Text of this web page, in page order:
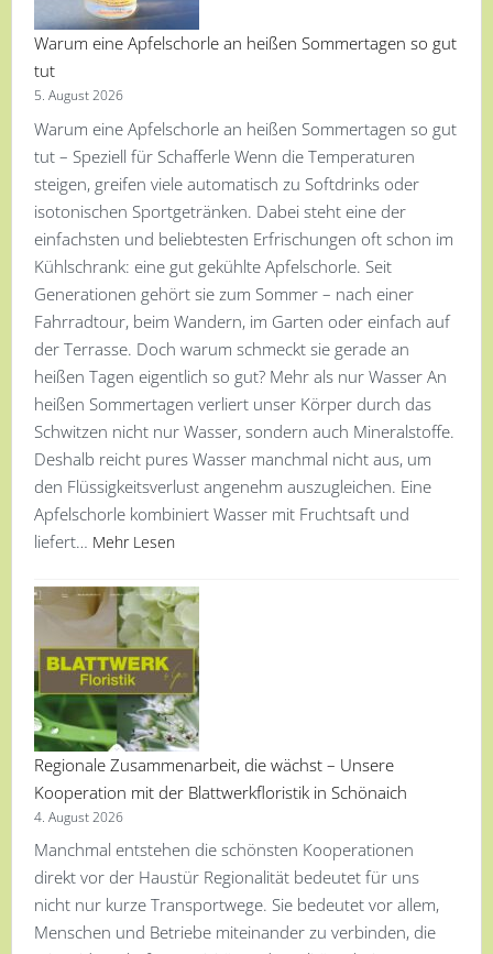
Warum eine Apfelschorle an heißen Sommertagen so gut
tut
5. August 2026
Warum eine Apfelschorle an heißen Sommertagen so gut
tut – Speziell für Schafferle Wenn die Temperaturen
steigen, greifen viele automatisch zu Softdrinks oder
isotonischen Sportgetränken. Dabei steht eine der
einfachsten und beliebtesten Erfrischungen oft schon im
Kühlschrank: eine gut gekühlte Apfelschorle. Seit
Generationen gehört sie zum Sommer – nach einer
Fahrradtour, beim Wandern, im Garten oder einfach auf
der Terrasse. Doch warum schmeckt sie gerade an
heißen Tagen eigentlich so gut? Mehr als nur Wasser An
heißen Sommertagen verliert unser Körper durch das
Schwitzen nicht nur Wasser, sondern auch Mineralstoffe.
Deshalb reicht pures Wasser manchmal nicht aus, um
den Flüssigkeitsverlust angenehm auszugleichen. Eine
Apfelschorle kombiniert Wasser mit Fruchtsaft und
liefert… Mehr Lesen
Regionale Zusammenarbeit, die wächst – Unsere
Kooperation mit der Blattwerkfloristik in Schönaich
4. August 2026
Manchmal entstehen die schönsten Kooperationen
direkt vor der Haustür Regionalität bedeutet für uns
nicht nur kurze Transportwege. Sie bedeutet vor allem,
Menschen und Betriebe miteinander zu verbinden, die